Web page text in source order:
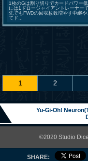
1枚のGは割り切りでカードパワー
には1ドロージャイアントレーナー
先でもFWDの回収枚数増やす中継
てド...
1 2
Yu-Gi-Oh!
©2020 Studio
SHARE: